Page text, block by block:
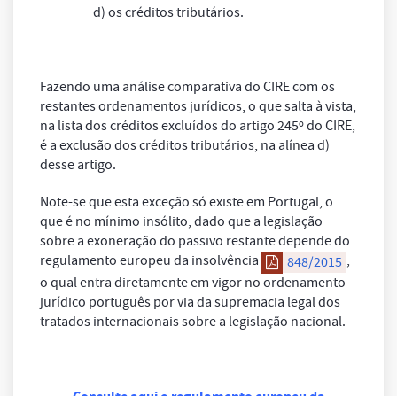
d) os créditos tributários.
Fazendo uma análise comparativa do CIRE com os
restantes ordenamentos jurídicos, o que salta à vista,
na lista dos créditos excluídos do artigo 245º do CIRE,
é a exclusão dos créditos tributários, na alínea d)
desse artigo.
Note-se que esta exceção só existe em Portugal, o
que é no mínimo insólito, dado que a legislação
sobre a exoneração do passivo restante depende do
regulamento europeu da insolvência
848/2015 ,
o qual entra diretamente em vigor no ordenamento
jurídico português por via da supremacia legal dos
tratados internacionais sobre a legislação nacional.